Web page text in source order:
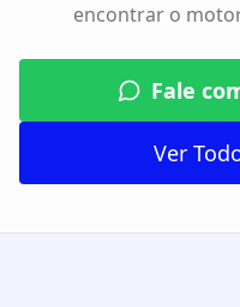
encontrar o
Fale
Ver